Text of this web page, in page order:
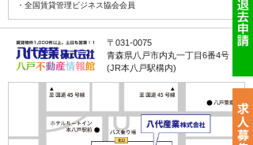
・全国賃貸管理ビジネス協会会員
〒031-0075
青森県八戸市内丸一丁目6番4号
(JR本八戸駅構内)